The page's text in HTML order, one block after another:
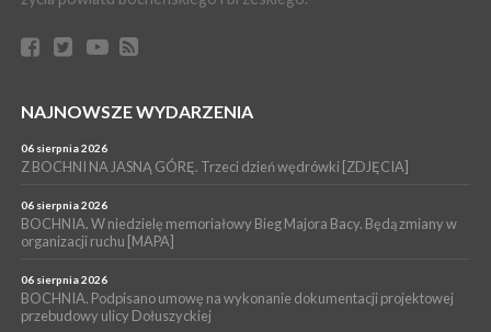
Z BOCHNI NA JASNĄ GÓRĘ. Pierwszy dzień wędrówki
[ZDJĘCIA]
BRZESKO. Śledczy wyjaśniają, jak doszło do śmierci 32-letniego
WYDARZENIA
BOCHNIA. Rusza Gospelowe Lato. To będą cztery dni radosnej
muzyki [PROGRAM KONCERTÓW]
NAJNOWSZE WYDARZENIA
06 sierpnia 2026
Z BOCHNI NA JASNĄ GÓRĘ. Trzeci dzień wędrówki [ZDJĘCIA]
06 sierpnia 2026
BOCHNIA. W niedzielę memoriałowy Bieg Majora Bacy. Będą zmiany w
organizacji ruchu [MAPA]
06 sierpnia 2026
BOCHNIA. Podpisano umowę na wykonanie dokumentacji projektowej
przebudowy ulicy Dołuszyckiej